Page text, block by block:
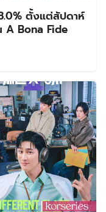
ตั้งแต่สัปดาห์
A Bona Fide